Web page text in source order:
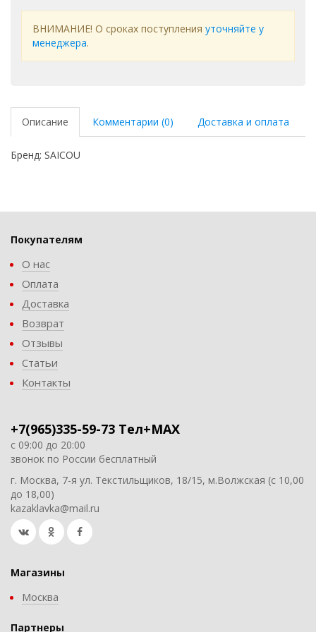
ВНИМАНИЕ! О сроках поступления уточняйте у
менеджера.
Описание Комментарии (0) Доставка и оплата
Бренд: SAICOU
Покупателям
О нас
Оплата
Доставка
Возврат
Отзывы
Статьи
Контакты
+7(965)335-59-73 Тел+MAX
с 09:00 до 20:00
звонок по России бесплатный
г. Москва, 7-я ул. Текстильщиков, 18/15, м.Волжская (с 10,00
до 18,00)
kazaklavka@mail.ru
Магазины
Москва
Партнеры